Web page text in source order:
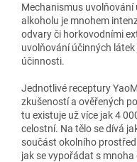
Mechanismus uvolňování
alkoholu je mnohem
odvary či horkovodními
uvolňování účinných
účinnosti.
Jednotlivé receptury
zkušeností a ověřených
tu existuje už více jak 4
celostní. Na tělo se dívá
součást okolního
jak se vypořádat s